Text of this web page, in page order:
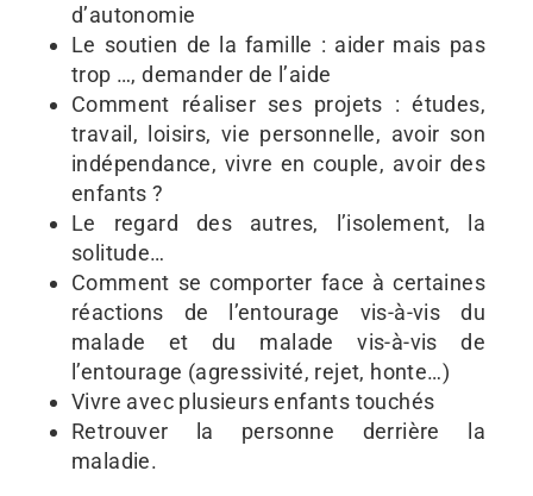
d’autonomie
Le soutien de la famille : aider mais pas
trop …, demander de l’aide
Comment réaliser ses projets : études,
travail, loisirs, vie personnelle, avoir son
indépendance, vivre en couple, avoir des
enfants ?
Le regard des autres, l’isolement, la
solitude…
Comment se comporter face à certaines
réactions de l’entourage vis-à-vis du
malade et du malade vis-à-vis de
l’entourage (agressivité, rejet, honte…)
Vivre avec plusieurs enfants touchés
Retrouver la personne derrière la
maladie.